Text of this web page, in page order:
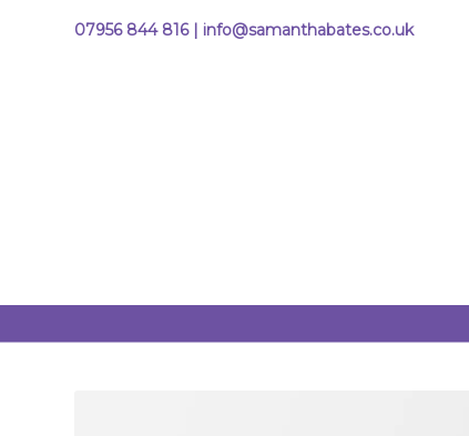
07956 844 816 | info@samanthabates.co.uk